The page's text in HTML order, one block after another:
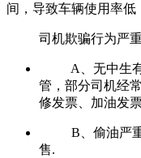
间，导致车辆使用率
司机欺骗行为严
A、无中生
管，部分司机经
修发票、加油发
B、偷油严
售.